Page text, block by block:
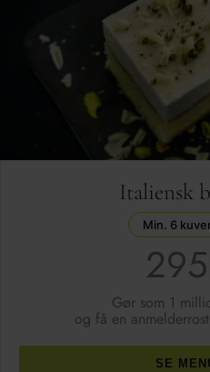
Italiensk
Min. 6
Gør som 1
og få en
SE